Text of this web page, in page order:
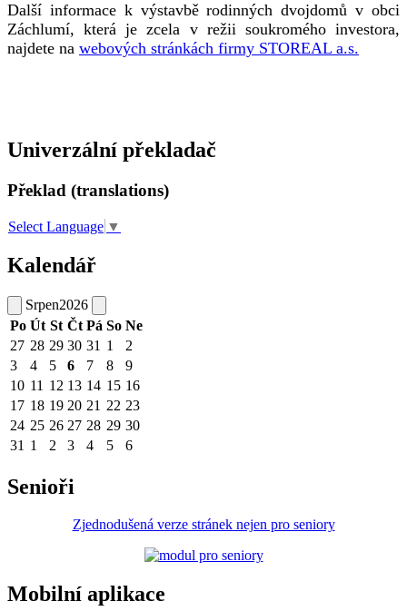
Další informace k výstavbě rodinných dvojdomů v obci
Záchlumí, která je zcela v režii soukromého investora,
najdete na webových stránkách firmy STOREAL a.s.
Univerzální překladač
Překlad (translations)
Select Language ▼
Kalendář
Srpen2026
Po Út St Čt Pá So Ne
27 28 29 30 31 1
2
3
4 5 6 7 8
9
10 11 12 13 14 15 16
17 18 19 20 21 22 23
24 25 26 27 28 29 30
31 1 2 3 4 5 6
Senioři
Zjednodušená verze stránek nejen pro seniory
Mobilní aplikace